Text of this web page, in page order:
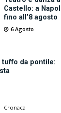
Castello: a
fino all’8 agosto
6 Agosto
tuffo da pontile:
Cronaca